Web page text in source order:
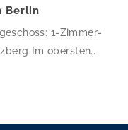
Berlin
1-Zimmer-
Im obersten
Eichenparkett, helle